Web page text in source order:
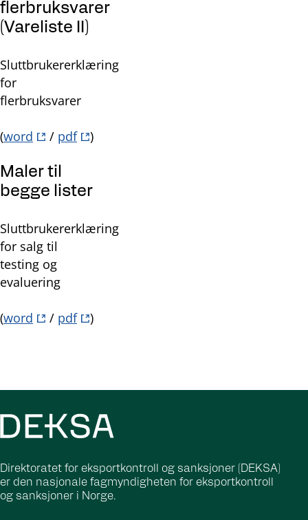
flerbruksvarer
(Vareliste II)
Sluttbrukererklæring
for
flerbruksvarer
(word / pdf )
Maler til
begge lister
Sluttbrukererklæring
for salg til
testing og
evaluering
(word / pdf )
Direktoratet for eksportkontroll og sanksjoner (DEKSA)
er den nasjonale fagmyndigheten for eksportkontroll
og sanksjoner i Norge.